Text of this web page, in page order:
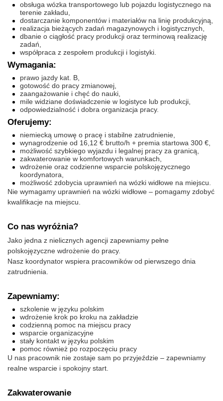
obsługa wózka transportowego lub pojazdu logistycznego na
terenie zakładu,
dostarczanie komponentów i materiałów na linię produkcyjną,
realizacja bieżących zadań magazynowych i logistycznych,
dbanie o ciągłość pracy produkcji oraz terminową realizację
zadań,
współpraca z zespołem produkcji i logistyki.
Wymagania:
prawo jazdy kat. B,
gotowość do pracy zmianowej,
zaangażowanie i chęć do nauki,
mile widziane doświadczenie w logistyce lub produkcji,
odpowiedzialność i dobra organizacja pracy.
Oferujemy:
niemiecką umowę o pracę i stabilne zatrudnienie,
wynagrodzenie od 16,12 € brutto/h + premia startowa 300 €,
możliwość szybkiego wyjazdu i legalnej pracy za granicą,
zakwaterowanie w komfortowych warunkach,
wdrożenie oraz codzienne wsparcie polskojęzycznego
koordynatora,
możliwość zdobycia uprawnień na wózki widłowe na miejscu.
Nie wymagamy uprawnień na wózki widłowe – pomagamy zdobyć
kwalifikacje na miejscu.
Co nas wyróżnia?
Jako jedna z nielicznych agencji zapewniamy pełne
polskojęzyczne wdrożenie do pracy.
Nasz koordynator wspiera pracowników od pierwszego dnia
zatrudnienia.
Zapewniamy:
szkolenie w języku polskim
wdrożenie krok po kroku na zakładzie
codzienną pomoc na miejscu pracy
wsparcie organizacyjne
stały kontakt w języku polskim
pomoc również po rozpoczęciu pracy
U nas pracownik nie zostaje sam po przyjeździe – zapewniamy
realne wsparcie i spokojny start.
Zakwaterowanie